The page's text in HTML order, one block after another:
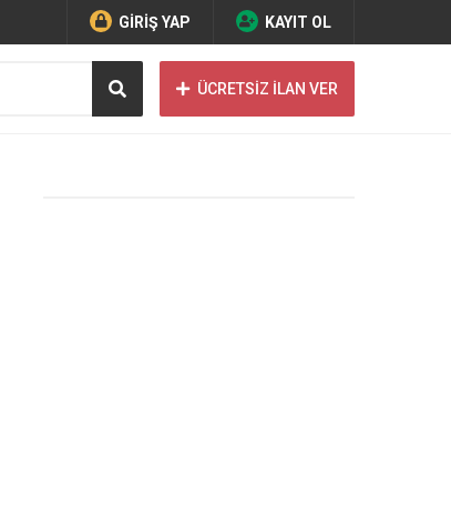
GİRİŞ YAP KAYIT OL
ÜCRETSİZ İLAN VER